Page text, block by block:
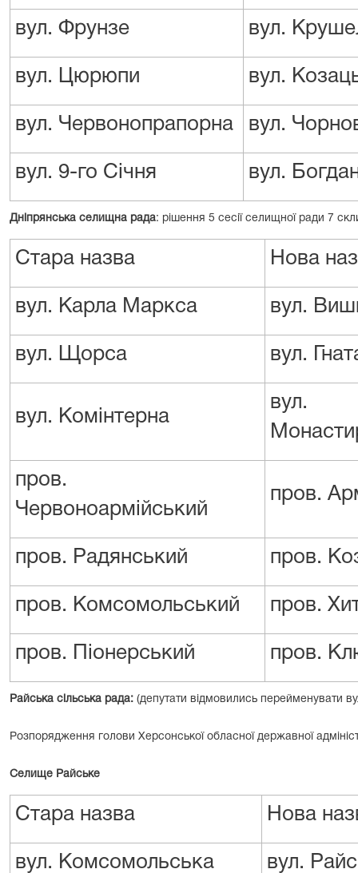
вул. Фрунзе вул.
вул. Цюрюпи вул.
вул. Червонопрапорна вул.
вул. 9-го Січня вул.
Дніпрянська селищна рада: рішення 5 сесії селищної ради 7
Стара назва Нова
вул. Карла Маркса вул.
вул. Щорса вул.
вул. Комінтерна
вул.
пров.
Червоноармійський
пров.
пров. Радянський пров.
пров. Комсомольський пров.
пров. Піонерський пров.
Райська сільська рада: (депутати відмовились перейменувати
Розпорядження голови Херсонської обласної державної
Селище Райське
Стара назва Нова
вул. Комсомольська вул.